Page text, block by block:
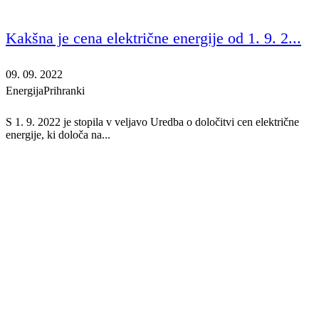
Kakšna je cena električne energije od 1. 9. 2...
09. 09. 2022
EnergijaPrihranki
S 1. 9. 2022 je stopila v veljavo Uredba o določitvi cen električne
energije, ki določa na...